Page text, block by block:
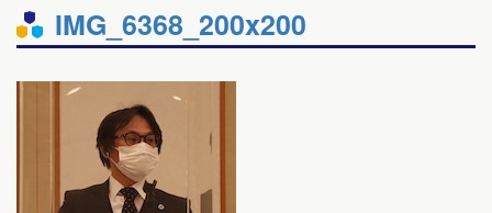
IMG_6368_200x200